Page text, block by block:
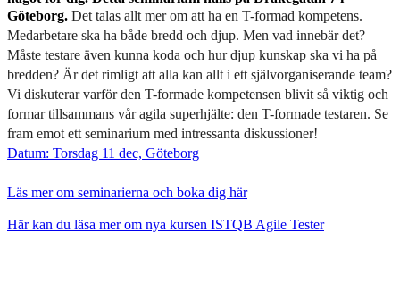
Göteborg. Det talas allt mer om att ha en T-formad kompetens.
Medarbetare ska ha både bredd och djup. Men vad innebär det?
Måste testare även kunna koda och hur djup kunskap ska vi ha på
bredden? Är det rimligt att alla kan allt i ett självorganiserande team?
Vi diskuterar varför den T-formade kompetensen blivit så viktig och
formar tillsammans vår agila superhjälte: den T-formade testaren. Se
fram emot ett seminarium med intressanta diskussioner!
Datum: Torsdag 11 dec, Göteborg
Läs mer om seminarierna och boka dig här
Här kan du läsa mer om nya kursen ISTQB Agile Tester